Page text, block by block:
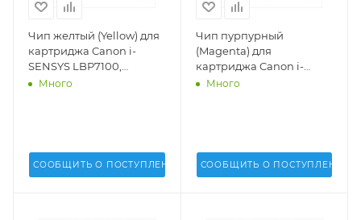
Чип желтый (Yellow) для
картриджа Canon i-
SENSYS LBP7100,
LBP7110, MF623CN,
Много
СООБЩИТЬ О ПОСТУПЛЕНИИ
Чип пурпурный
(Magenta) для
картриджа Canon i-
SENSYS LBP7100,
Много
СООБЩИТЬ О ПОСТУПЛЕНИИ